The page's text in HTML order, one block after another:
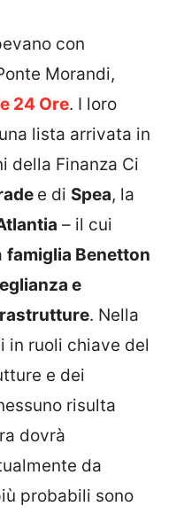
con
Morandi,
24 Ore. I loro
lista arrivata in
della Finanza Ci
e di Spea, la
– il cui
famiglia Benetton
e
. Nella
in ruoli chiave del
e dei
risulta
dovrà
da
probabili sono